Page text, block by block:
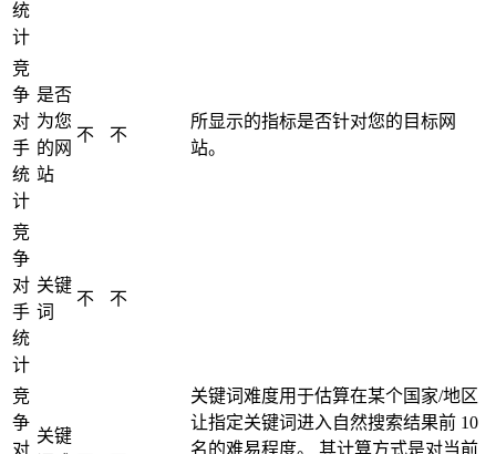
统
计
竞
争
对
手
统
计
是否
为您
的网
站
不 不
所显示的指标是否针对您的目标网
站。
竞
争
对
手
统
计
关键
词
不 不
竞
争
对
关键
关键词难度用于估算在某个国家/地区
让指定关键词进入自然搜索结果前 10
名的难易程度。 其计算方式是对当前